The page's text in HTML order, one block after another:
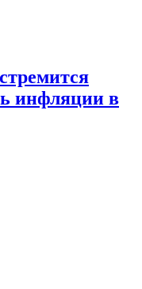
инфляции в